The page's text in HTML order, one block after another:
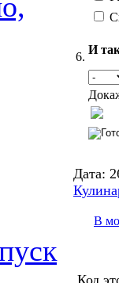
6.
И
Дата:
В
Код